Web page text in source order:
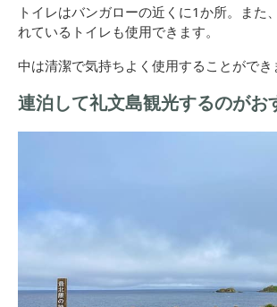
トイレはバンガローの近くに1か所。また
れているトイレも使用できます。
中は清潔で気持ちよく使用することができ
連泊して礼文島観光するのがお